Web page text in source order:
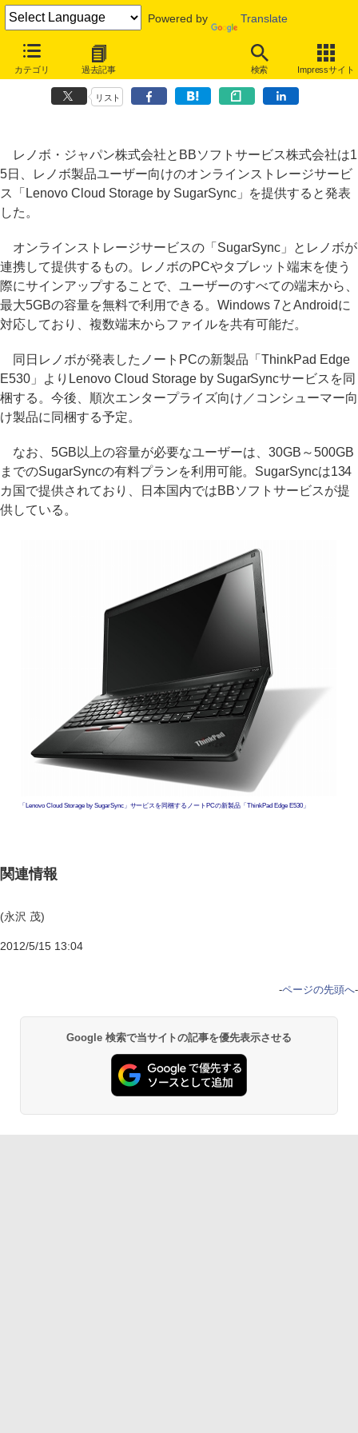
Powered by Translate
カテゴリ 過去記事 検索 Impressサイト
レノボ製品ユーザーに無料で5GBのオンラインストレージ、
SugarSyncと連携
リスト
レノボ・ジャパン株式会社とBBソフトサービス株式会社は1
5日、レノボ製品ユーザー向けのオンラインストレージサービ
ス「Lenovo Cloud Storage by SugarSync」を提供すると発表
した。
オンラインストレージサービスの「SugarSync」とレノボが
連携して提供するもの。レノボのPCやタブレット端末を使う
際にサインアップすることで、ユーザーのすべての端末から、
最大5GBの容量を無料で利用できる。Windows 7とAndroidに
対応しており、複数端末からファイルを共有可能だ。
同日レノボが発表したノートPCの新製品「ThinkPad Edge
E530」よりLenovo Cloud Storage by SugarSyncサービスを同
梱する。今後、順次エンタープライズ向け／コンシューマー向
け製品に同梱する予定。
なお、5GB以上の容量が必要なユーザーは、30GB～500GB
までのSugarSyncの有料プランを利用可能。SugarSyncは134
カ国で提供されており、日本国内ではBBソフトサービスが提
供している。
「Lenovo Cloud Storage by SugarSync」サービスを同梱するノートPCの新製品「ThinkPad Edge E530」
関連情報
(永沢 茂)
2012/5/15 13:04
-ページの先頭へ-
Google 検索で当サイトの記事を優先表示させる